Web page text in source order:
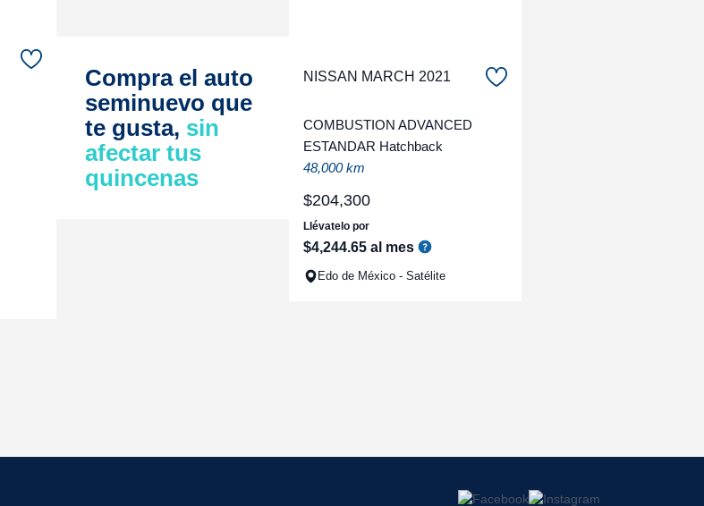
Compra el auto
seminuevo que
te gusta, sin
afectar tus
quincenas
NISSAN MARCH 2021
COMBUSTION ADVANCED
ESTANDAR Hatchback
48,000 km
$204,300
Llévatelo por
$4,244.65 al mes
Edo de México - Satélite